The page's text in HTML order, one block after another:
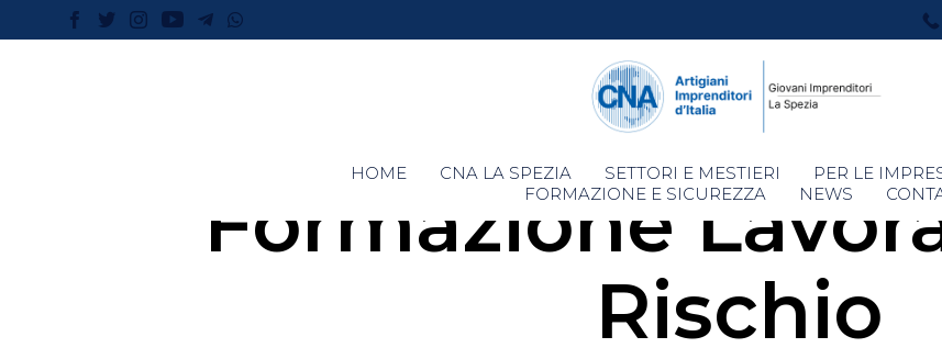
Skip
to
HOME CNA LA SPEZIA SETTORI E MESTIERI PER LE
FORMAZIONE E SICUREZZA
NEWS
Formazione
Rischio